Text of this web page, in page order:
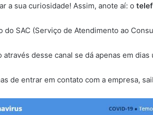
a sua curiosidade! Assim, anote aí: o
do SAC (Serviço de Atendimento ao
desse canal se dá apenas em
de entrar em contato com a empresa,